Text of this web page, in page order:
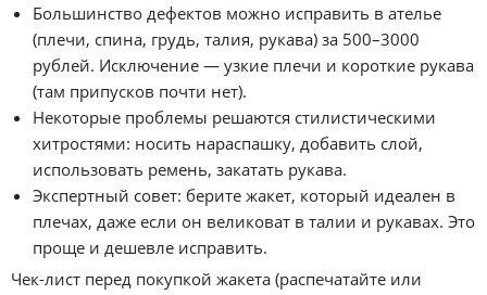
Большинство дефектов можно исправить в ателье
(плечи, спина, грудь, талия, рукава) за 500–3000
рублей. Исключение — узкие плечи и короткие рукава
(там припусков почти нет).
Некоторые проблемы решаются стилистическими
хитростями: носить нараспашку, добавить слой,
использовать ремень, закатать рукава.
Экспертный совет: берите жакет, который идеален в
плечах, даже если он великоват в талии и рукавах. Это
проще и дешевле исправить.
Чек-лист перед покупкой жакета (распечатайте или